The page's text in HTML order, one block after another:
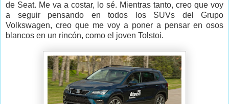
de Seat. Me va a costar, lo sé. Mientras tanto, creo que voy
a seguir pensando en todos los SUVs del Grupo
Volkswagen, creo que me voy a poner a pensar en osos
blancos en un rincón, como el joven Tolstoi.